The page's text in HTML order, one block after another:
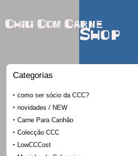
Chili Com Carne
Shop
Categorias
como ser sócio da CCC?
novidades / NEW
Carne Para Canhão
Colecção CCC
LowCCCost